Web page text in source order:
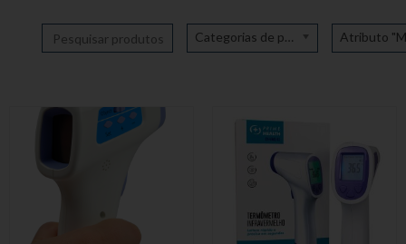
Categorias de produto